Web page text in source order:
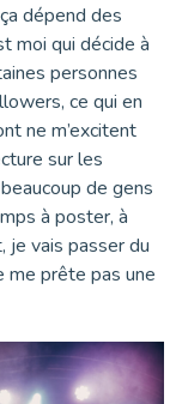
dépend des
moi qui décide à
personnes
ce qui en
ne m’excitent
sur les
de gens
à poster, à
je vais passer du
me prête pas une